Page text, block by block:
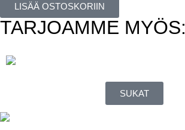
LISÄÄ OSTOSKORIIN
TARJOAMME MYÖS:
SUKAT